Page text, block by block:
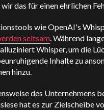
das für einen ehrlichen
wieOpenAI's
seltsam. Während
Whisper, um die
Inhalte zu
hinzu.
des Unternehmens
hat es zur Zielscheibe